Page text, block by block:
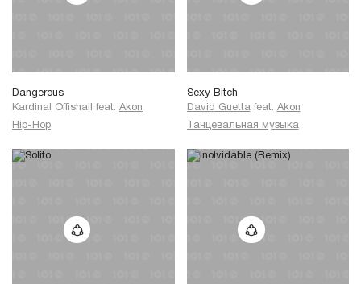
Dangerous
Kardinal Offishall
feat. Akon
Hip-Hop
Sexy Bitch
David Guetta feat. Akon
Танцевальная музыка